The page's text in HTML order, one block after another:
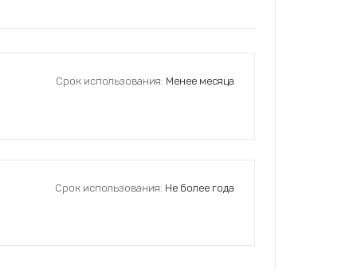
Срок использования: Менее месяца
Срок использования: Не более года